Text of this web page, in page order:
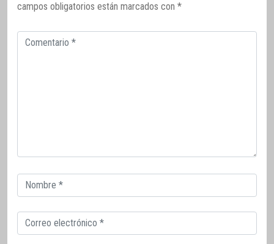
campos obligatorios están marcados con *
Comentario
Correo
electrónico
Correo
electrónico